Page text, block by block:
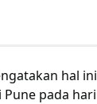
hal ini
pada hari